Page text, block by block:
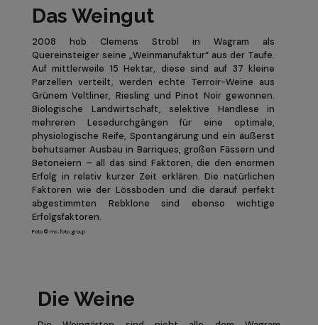
Das Weingut
2008 hob Clemens Strobl in Wagram als
Quereinsteiger seine „Weinmanufaktur“ aus der Taufe.
Auf mittlerweile 15 Hektar, diese sind auf 37 kleine
Parzellen verteilt, werden echte Terroir-Weine aus
Grünem Veltliner, Riesling und Pinot Noir gewonnen.
Biologische Landwirtschaft, selektive Handlese in
mehreren Lesedurchgängen für eine optimale,
physiologische Reife, Spontangärung und ein äußerst
behutsamer Ausbau in Barriques, großen Fässern und
Betoneiern – all das sind Faktoren, die den enormen
Erfolg in relativ kurzer Zeit erklären. Die natürlichen
Faktoren wie der Lössboden und die darauf perfekt
abgestimmten Rebklone sind ebenso wichtige
Erfolgsfaktoren.
Foto © ms.foto.group
Die Weine